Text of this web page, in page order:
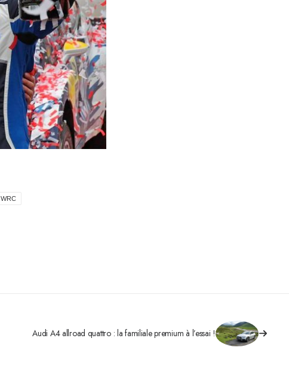
WRC
Audi A4 allroad quattro : la familiale premium à l’essai !